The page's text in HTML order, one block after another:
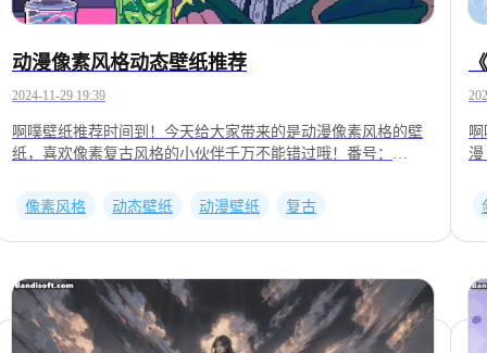
动漫像素风格动态壁纸推荐
2024-11-29 19:39
啊噗壁纸推荐时间到！今天给大家带来的是动漫像素风格的壁
纸，喜欢像素复古风格的小伙伴千万不能错过哦！番号：
2001482061番号：2001426691番号：2001649598番号：
2001434070
像素风格 动态壁纸 动漫壁纸 复古
漫